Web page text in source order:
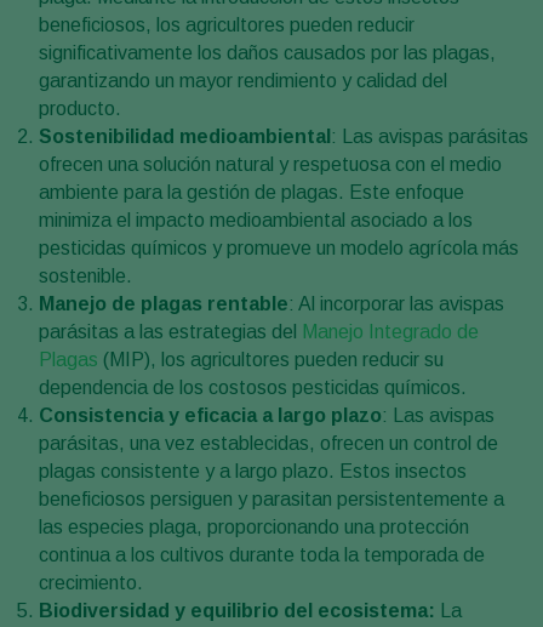
beneficiosos, los agricultores pueden reducir
significativamente los daños causados por las plagas,
garantizando un mayor rendimiento y calidad del
producto.
Sostenibilidad medioambiental : Las avispas parásitas
ofrecen una solución natural y respetuosa con el medio
ambiente para la gestión de plagas. Este enfoque
minimiza el impacto medioambiental asociado a los
pesticidas químicos y promueve un modelo agrícola más
sostenible.
Manejo de plagas rentable: Al incorporar las avispas
parásitas a las estrategias del
Manejo Integrado de
Plagas (MIP), los agricultores pueden reducir su
dependencia de los costosos pesticidas químicos.
Consistencia y eficacia a largo plazo: Las avispas
parásitas, una vez establecidas, ofrecen un control de
plagas consistente y a largo plazo. Estos insectos
beneficiosos persiguen y parasitan persistentemente a
las especies plaga, proporcionando una protección
continua a los cultivos durante toda la temporada de
crecimiento.
Biodiversidad y equilibrio del ecosistema:
La